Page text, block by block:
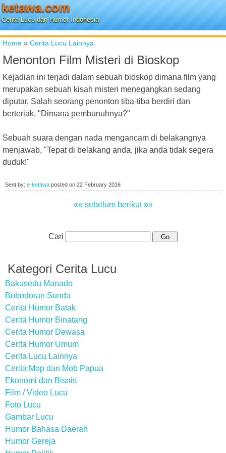
ketawa.com
Cerita Lucu dan Humor Indonesia
Home » Cerita Lucu Lainnya
Menonton Film Misteri di Bioskop
Kejadian ini terjadi dalam sebuah bioskop dimana film yang
merupakan sebuah kisah misteri menegangkan sedang
diputar. Salah seorang penonton tiba-tiba berdiri dan
berteriak, "Dimana pembunuhnya?"
Sebuah suara dengan nada mengancam di belakangnya
menjawab, "Tepat di belakang anda, jika anda tidak segera
duduk!"
Sent by: e-ketawa posted on 22 February 2016
«« sebelum berikut »»
Cari
Kategori Cerita Lucu
Bakusedu Manado
Bobodoran Sunda
Cerita Humor Batak
Cerita Humor Binatang
Cerita Humor Dewasa
Cerita Humor Umum
Cerita Lucu Lainnya
Cerita Mop dan Mob Papua
Ekonomi dan Bisnis
Film / Video Lucu
Foto Lucu
Gambar Lucu
Humor Bahasa Daerah
Humor Gereja